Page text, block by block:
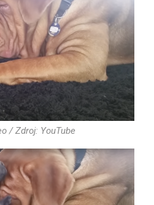
/ Zdroj: YouTube